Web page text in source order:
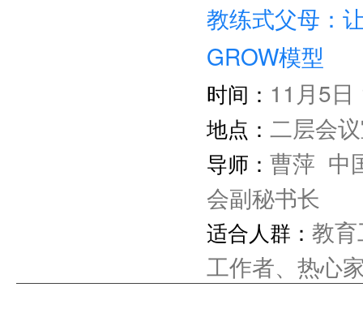
工作坊三：
教练式父母：
GROW模型
时间： 11月5日
地点： 二层会
导师：曹萍 中
会副秘书长
适合人群：教